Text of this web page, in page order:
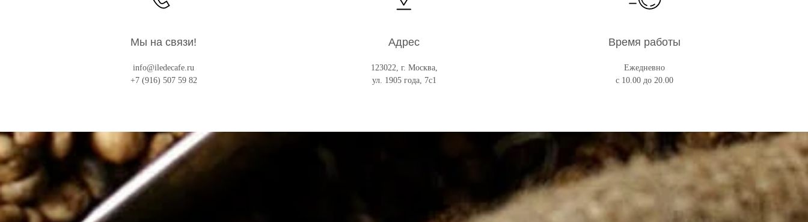
Мы на связи!
info@iledecafe.ru
+7 (916) 507 59 82
Адрес
123022, г. Москва,
ул. 1905 года, 7с1
Время работы
Ежедневно
с 10.00 до 20.00